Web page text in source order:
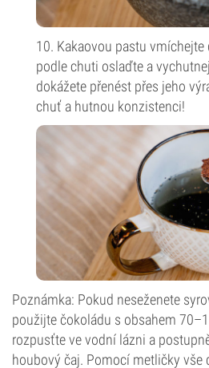
10. Kakaovou pastu vmíchejte
podle chuti oslaďte a
dokážete přenést přes jeho
chuť a hutnou konzistenci!
Poznámka: Pokud neseženete
použijte čokoládu s obsahem
rozpusťte ve vodní lázni a
houbový čaj. Pomocí metličky vše